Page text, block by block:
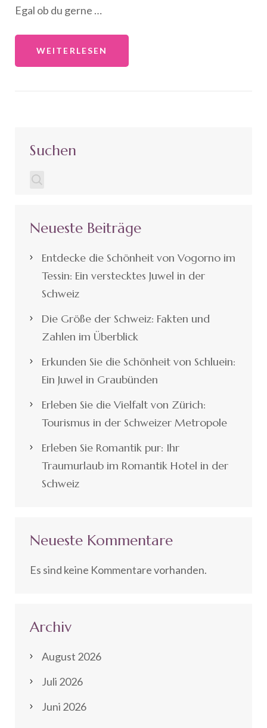
Egal ob du gerne …
WEITERLESEN
Suchen
Neueste Beiträge
Entdecke die Schönheit von Vogorno im
Tessin: Ein verstecktes Juwel in der
Schweiz
Die Größe der Schweiz: Fakten und
Zahlen im Überblick
Erkunden Sie die Schönheit von Schluein:
Ein Juwel in Graubünden
Erleben Sie die Vielfalt von Zürich:
Tourismus in der Schweizer Metropole
Erleben Sie Romantik pur: Ihr
Traumurlaub im Romantik Hotel in der
Schweiz
Neueste Kommentare
Es sind keine Kommentare vorhanden.
Archiv
August 2026
Juli 2026
Juni 2026